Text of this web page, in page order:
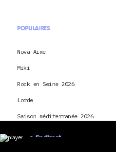
POPULAIRES
Nova Aime
Miki
Rock en Seine 2026
Lorde
Saison méditerranée 2026
En direct